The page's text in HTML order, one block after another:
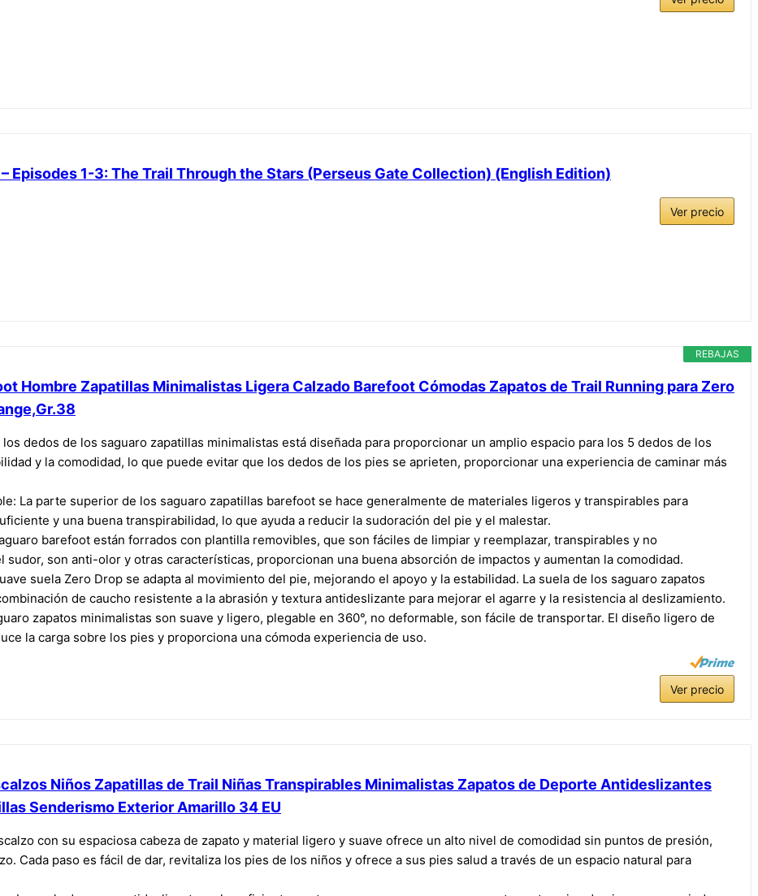
Episodes 1-3: The Trail Through the Stars (Perseus Gate Collection) (English Edition)
Ver precio
REBAJAS
Hombre Zapatillas Minimalistas Ligera Calzado Barefoot Cómodas Zapatos de Trail Running para Zero
los dedos de los saguaro zapatillas minimalistas está diseñada para proporcionar un amplio espacio para los 5 dedos de los
y la comodidad, lo que puede evitar que los dedos de los pies se aprieten, proporcionar una experiencia de caminar más
La parte superior de los saguaro zapatillas barefoot se hace generalmente de materiales ligeros y transpirables para
y una buena transpirabilidad, lo que ayuda a reducir la sudoración del pie y el malestar.
barefoot están forrados con plantilla removibles, que son fáciles de limpiar y reemplazar, transpirables y no
sudor, son anti-olor y otras características, proporcionan una buena absorción de impactos y aumentan la comodidad.
suela Zero Drop se adapta al movimiento del pie, mejorando el apoyo y la estabilidad. La suela de los saguaro zapatos
de caucho resistente a la abrasión y textura antideslizante para mejorar el agarre y la resistencia al deslizamiento.
zapatos minimalistas son suave y ligero, plegable en 360°, no deformable, son fácile de transportar. El diseño ligero de
la carga sobre los pies y proporciona una cómoda experiencia de uso.
Ver precio
Niños Zapatillas de Trail Niñas Transpirables Minimalistas Zapatos de Deporte Antideslizantes
Senderismo Exterior Amarillo 34 EU
con su espaciosa cabeza de zapato y material ligero y suave ofrece un alto nivel de comodidad sin puntos de presión,
Cada paso es fácil de dar, revitaliza los pies de los niños y ofrece a sus pies salud a través de un espacio natural para